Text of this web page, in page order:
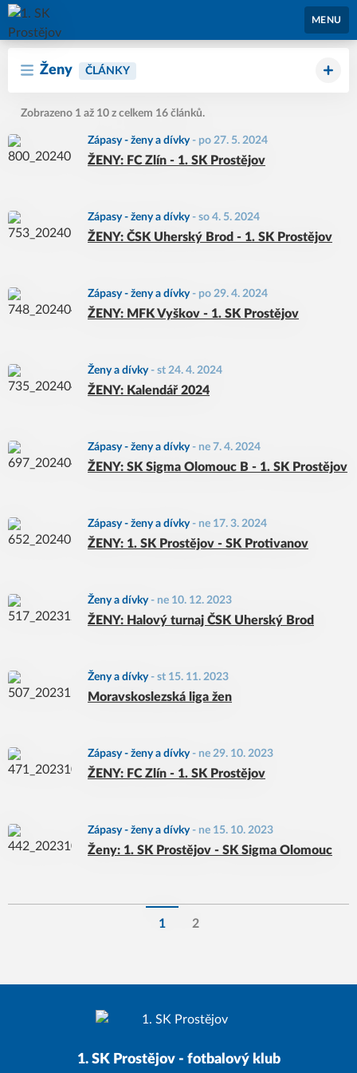
1. SK Prostějov
MENU
Ženy ČLÁNKY
Zobrazeno 1 až 10 z celkem 16 článků.
Zápasy - ženy a dívky- po 27. 5. 2024
ŽENY: FC Zlín - 1. SK Prostějov
Zápasy - ženy a dívky- so 4. 5. 2024
ŽENY: ČSK Uherský Brod - 1. SK Prostějov
Zápasy - ženy a dívky- po 29. 4. 2024
ŽENY: MFK Vyškov - 1. SK Prostějov
Ženy a dívky- st 24. 4. 2024
ŽENY: Kalendář 2024
Zápasy - ženy a dívky- ne 7. 4. 2024
ŽENY: SK Sigma Olomouc B - 1. SK Prostějov
Zápasy - ženy a dívky- ne 17. 3. 2024
ŽENY: 1. SK Prostějov - SK Protivanov
Ženy a dívky- ne 10. 12. 2023
ŽENY: Halový turnaj ČSK Uherský Brod
Ženy a dívky- st 15. 11. 2023
Moravskoslezská liga žen
Zápasy - ženy a dívky- ne 29. 10. 2023
ŽENY: FC Zlín - 1. SK Prostějov
Zápasy - ženy a dívky- ne 15. 10. 2023
Ženy: 1. SK Prostějov - SK Sigma Olomouc
1 2
1. SK Prostějov - fotbalový klub